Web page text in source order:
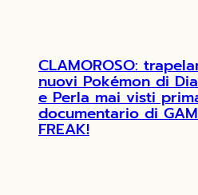
CLAMOROSO:
nuovi Pokémon di
e Perla mai visti
documentario di
FREAK!